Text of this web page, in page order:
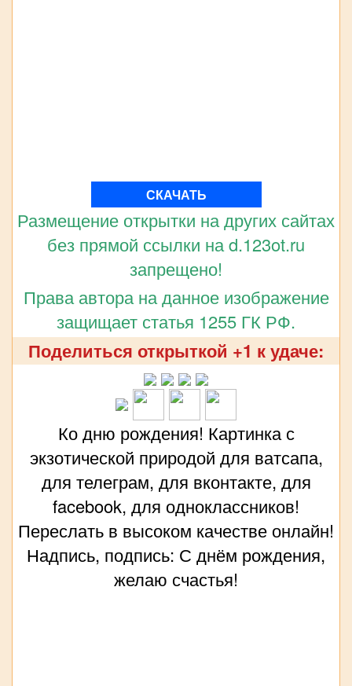
СКАЧАТЬ
Размещение открытки на других сайтах
без прямой ссылки на d.123ot.ru
запрещено!
Права автора на данное изображение
защищает статья 1255 ГК РФ.
Поделиться открыткой +1 к удаче:
Ко дню рождения! Картинка с
экзотической природой для ватсапа,
для телеграм, для вконтакте, для
facebook, для одноклассников!
Переслать в высоком качестве онлайн!
Надпись, подпись: С днём рождения,
желаю счастья!